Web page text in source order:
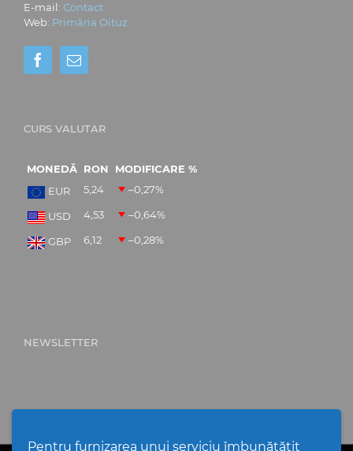
Pentru furnizarea unui serviciu îmbunătățit
E-mail: Contact
Web: Primăria Oituz
CURS VALUTAR
MONEDĂ RON
MODIFICARE %
EUR
5,24 –0,27%
USD 4,53 –0,64%
GBP 6,12 –0,28%
NEWSLETTER